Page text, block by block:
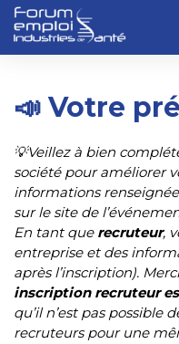
📣 Votre
💡Veillez à bien
société pour améliorer
informations
sur le site de
En tant que recruteur,
entreprise et des
après l’inscription).
inscription recruteur
qu’il n’est pas possible
recruteurs pour une